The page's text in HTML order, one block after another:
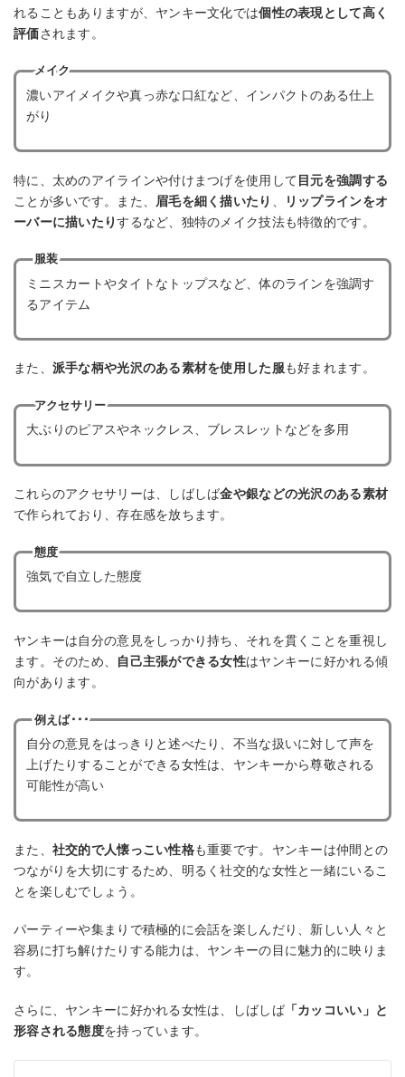
れることもありますが、ヤンキー文化では個性の表現として高く
評価されます。
メイク
濃いアイメイクや真っ赤な口紅など、インパクトのある仕上
がり
特に、太めのアイラインや付けまつげを使用して 目元を強調する
ことが多いです。また、
眉毛を細く描いたり
リップラインをオ
ーバーに描いたりするなど、独特のメイク技法も特徴的です。
服装
ミニスカートやタイトなトップスなど、体のラインを強調す
るアイテム
また、 派手な柄や光沢のある素材を使用した服も好まれます。
アクセサリー
大ぶりのピアスやネックレス、ブレスレットなどを多用
これらのアクセサリーは、しばしば金や銀などの光沢のある素材
で作られており、存在感を放ちます。
態度
強気で自立した態度
ヤンキーは自分の意見をしっかり持ち、それを貫くことを重視し
ます。そのため、
自己主張ができる女性はヤンキーに好かれる傾
向があります。
例えば･･･
自分の意見をはっきりと述べたり、不当な扱いに対して声を
上げたりすることができる女性は、ヤンキーから尊敬される
可能性が高い
また、 社交的で人懐っこい性格も重要です。ヤンキーは仲間との
つながりを大切にするため、明るく社交的な女性と一緒にいるこ
とを楽しむでしょう。
パーティーや集まりで積極的に会話を楽しんだり、新しい人々と
容易に打ち解けたりする能力は、ヤンキーの目に魅力的に映りま
す。
さらに、ヤンキーに好かれる女性は、しばしば「カッコいい」と
形容される態度を持っています。